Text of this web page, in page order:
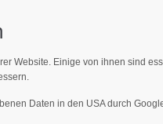
sit amet:
376-
e.V.
Website. Einige von ihnen sind
Daten in den USA durch